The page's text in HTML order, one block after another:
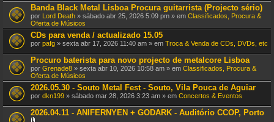
Banda Black Metal Lisboa Procura guitarrista (Projecto sério)
por Lord Death » sábado abr 25, 2026 5:09 pm » em Classificados, Procura &
Oferta de Músicos
CDs para venda / actualizado 15.05
por pafg » sexta abr 17, 2026 11:40 am » em Troca & Venda de CDs, DVDs, etc
Procuro baterista para novo projecto de metalcore Lisboa
por Grenade8 » sexta abr 10, 2026 10:58 am » em Classificados, Procura &
Oferta de Músicos
2026.05.30 - Souto Metal Fest - Souto, Vila Pouca de Aguiar
por dkn199 » sábado mar 28, 2026 3:23 am » em Concertos & Eventos
2026.04.11 - ANIFERNYEN + GODARK - Auditório CCOP, Porto